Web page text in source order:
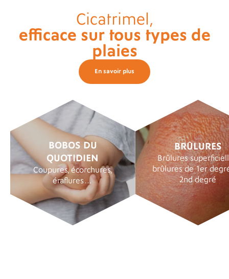
Cicatrimel,
efficace sur tous types de
plaies
En savoir plus
BOBOS DU
QUOTIDIEN
Coupures, écorchures,
éraflures…
BRÛLURES
Brûlures
brûlures de 1er
2nd degré